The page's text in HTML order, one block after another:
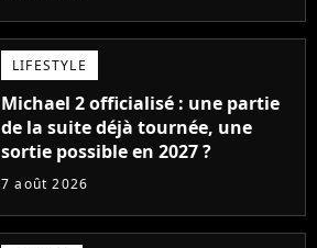
LIFESTYLE
Michael 2 officialisé : une partie
de la suite déjà tournée, une
sortie possible en 2027 ?
7 août 2026